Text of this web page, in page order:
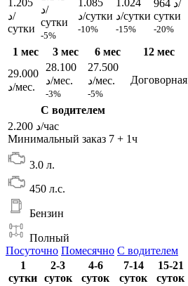
د/
сутки
د/
сутки
-5%
د/сутки
-10%
د/сутки
-15%
964 د/
сутки
-20%
1 мес 3 мес 6 мес 12 мес
29.000
د/мес.
28.100
د/мес.
-3%
27.500
د/мес.
-5%
Договорная
С водителем
2.200 د/час
Минимальный заказ 7 + 1ч
3.0 л.
450 л.с.
Бензин
Полный
Посуточно Помесячно С водителем
1
сутки
2-3
суток
4-6
суток
7-14
суток
15-21
суток